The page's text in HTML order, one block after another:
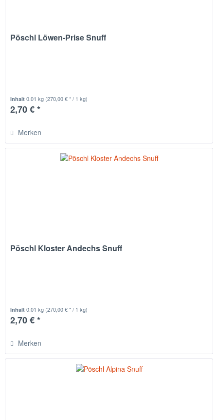
Pöschl Löwen-Prise Snuff
Inhalt0.01 kg (270,00 € * / 1 kg)
2,70 € *
Merken
Pöschl Kloster Andechs Snuff
Inhalt0.01 kg (270,00 € * / 1 kg)
2,70 € *
Merken